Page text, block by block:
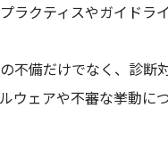
ラクティスやガイドラ
不備だけでなく、診
ウェアや不審な挙動に